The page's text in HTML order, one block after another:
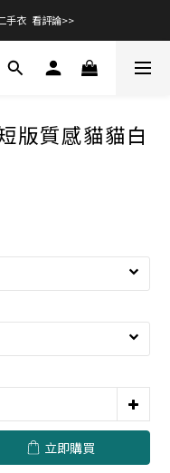
手衣  看評論>>
版質感貓貓白
立即購買